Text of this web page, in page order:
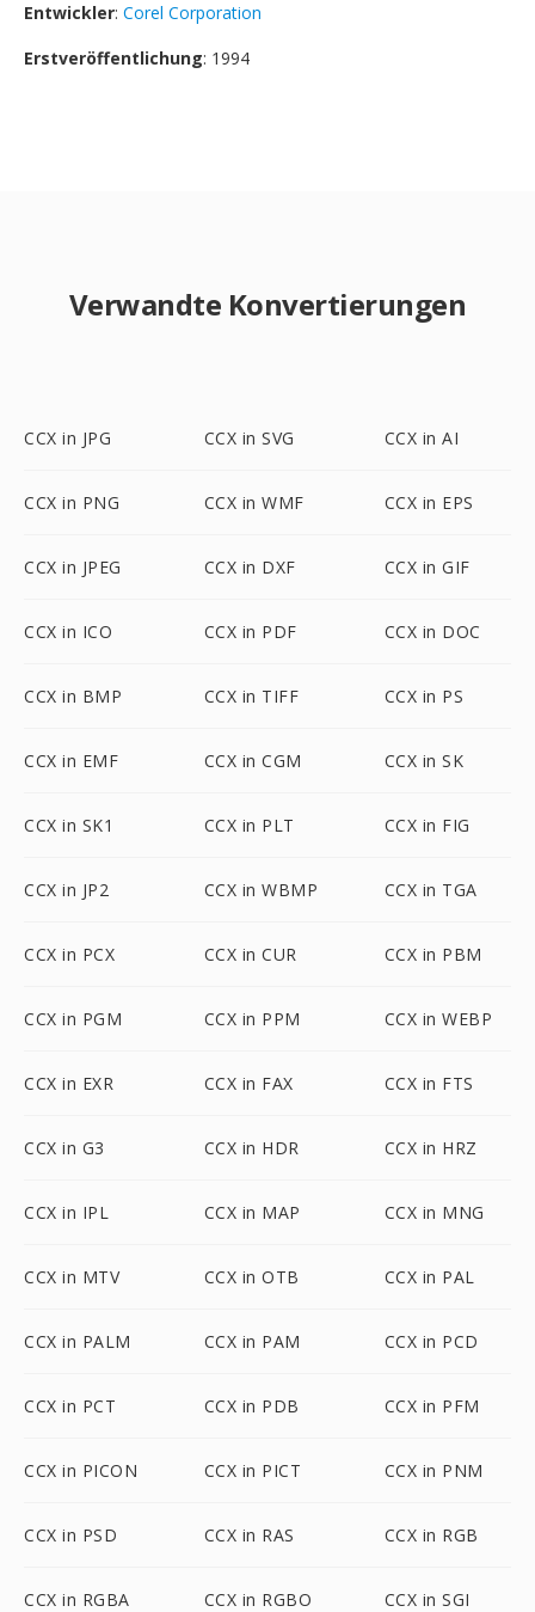
Entwickler: Corel Corporation
Erstveröffentlichung: 1994
Verwandte Konvertierungen
CCX in JPG CCX in SVG CCX in AI
CCX in PNG CCX in WMF CCX in EPS
CCX in JPEG CCX in DXF CCX in GIF
CCX in ICO CCX in PDF CCX in DOC
CCX in BMP CCX in TIFF CCX in PS
CCX in EMF CCX in CGM CCX in SK
CCX in SK1 CCX in PLT CCX in FIG
CCX in JP2 CCX in WBMP CCX in TGA
CCX in PCX CCX in CUR CCX in PBM
CCX in PGM CCX in PPM CCX in WEBP
CCX in EXR CCX in FAX CCX in FTS
CCX in G3 CCX in HDR CCX in HRZ
CCX in IPL CCX in MAP CCX in MNG
CCX in MTV CCX in OTB CCX in PAL
CCX in PALM CCX in PAM CCX in PCD
CCX in PCT CCX in PDB CCX in PFM
CCX in PICON CCX in PICT CCX in PNM
CCX in PSD CCX in RAS CCX in RGB
CCX in RGBA CCX in RGBO CCX in SGI